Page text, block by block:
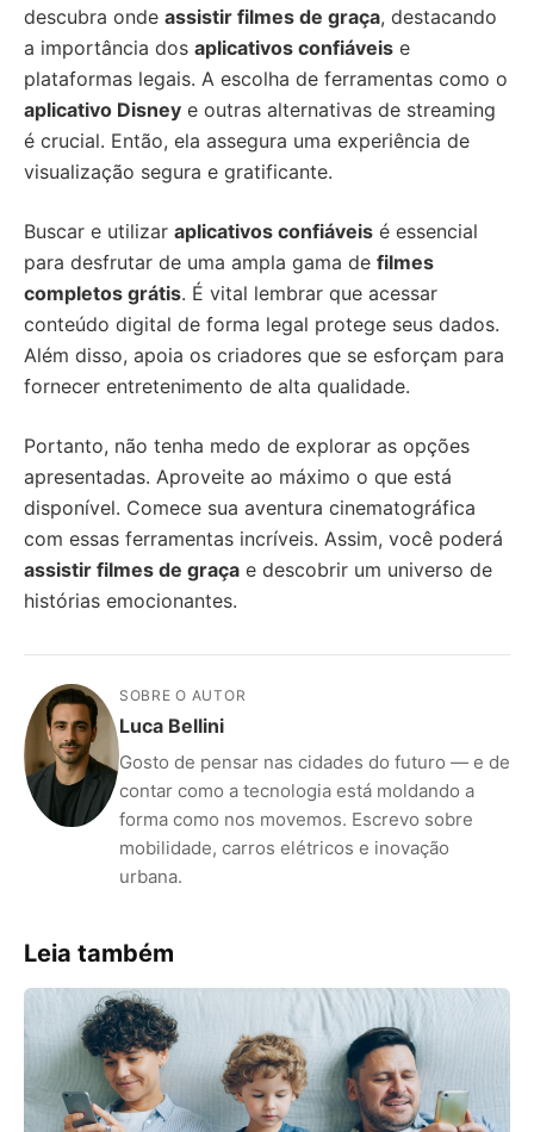
descubra onde assistir filmes de graça, destacando
a importância dos aplicativos confiáveis e
plataformas legais. A escolha de ferramentas como o
aplicativo Disney e outras alternativas de streaming
é crucial. Então, ela assegura uma experiência de
visualização segura e gratificante.
Buscar e utilizar aplicativos confiáveis é essencial
para desfrutar de uma ampla gama de filmes
completos grátis. É vital lembrar que acessar
conteúdo digital de forma legal protege seus dados.
Além disso, apoia os criadores que se esforçam para
fornecer entretenimento de alta qualidade.
Portanto, não tenha medo de explorar as opções
apresentadas. Aproveite ao máximo o que está
disponível. Comece sua aventura cinematográfica
com essas ferramentas incríveis. Assim, você poderá
assistir filmes de graça e descobrir um universo de
histórias emocionantes.
SOBRE O AUTOR
Luca Bellini
Gosto de pensar nas cidades do futuro — e de
contar como a tecnologia está moldando a
forma como nos movemos. Escrevo sobre
mobilidade, carros elétricos e inovação
urbana.
Leia também